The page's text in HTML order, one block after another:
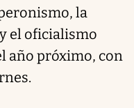
la
el oficialismo
año próximo, con